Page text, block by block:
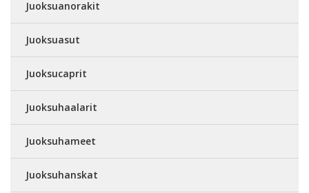
Juoksuanorakit
Juoksuasut
Juoksucaprit
Juoksuhaalarit
Juoksuhameet
Juoksuhanskat